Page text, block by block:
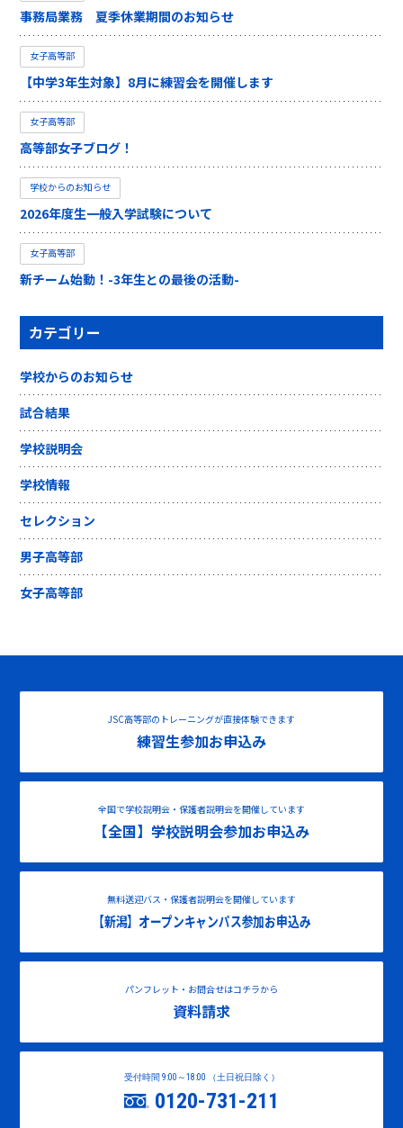
事務局業務 夏季休業期間のお知らせ
女子高等部
【中学3年生対象】8月に練習会を開催します
女子高等部
高等部女子ブログ！
学校からのお知らせ
2026年度生一般入学試験について
女子高等部
新チーム始動！-3年生との最後の活動-
カテゴリー
学校からのお知らせ
試合結果
学校説明会
学校情報
セレクション
男子高等部
女子高等部
JSC高等部のトレーニングが直接体験できます
練習生参加お申込み
全国で学校説明会・保護者説明会を開催しています
【全国】学校説明会参加お申込み
無料送迎バス・保護者説明会を開催しています
【新潟】オープンキャンパス参加お申込み
パンフレット・お問合せはコチラから
資料請求
受付時間 9:00～18:00 （土日祝日除く）
0120-731-211